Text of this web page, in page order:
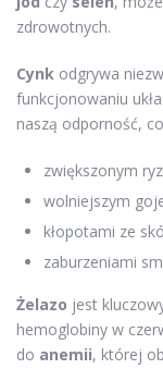
zdrowotnych.
Cynk odgrywa
funkcjonowaniu
naszą odporność,
zwiększonym
wolniejszym
kłopotami ze
zaburzeniami
Żelazo jest
hemoglobiny w
do anemii, której